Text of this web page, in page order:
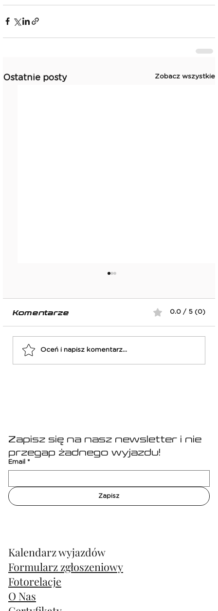
Ostatnie posty Zobacz wszystkie
Komentarze 0.0 / 5 (0)
Oceń i napisz komentarz...
Zapisz się na nasz newsletter i nie
przegap żadnego wyjazdu!
Email *
Zapisz
Kalendarz wyjazdów
Formularz zgłoszeniowy
Fotorelacje
O Nas